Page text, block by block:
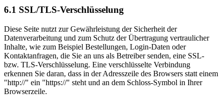
6.1 SSL/TLS-Verschlüsselung
Diese Seite nutzt zur Gewährleistung der Sicherheit der
Datenverarbeitung und zum Schutz der Übertragung vertraulicher
Inhalte, wie zum Beispiel Bestellungen, Login-Daten oder
Kontaktanfragen, die Sie an uns als Betreiber senden, eine SSL-
bzw. TLS-Verschlüsselung. Eine verschlüsselte Verbindung
erkennen Sie daran, dass in der Adresszeile des Browsers statt einem
"http://" ein "https://" steht und an dem Schloss-Symbol in Ihrer
Browserzeile.